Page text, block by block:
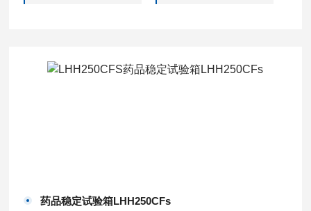
药品稳定试验箱LHH250CFs